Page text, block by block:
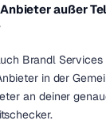
außer
Brandl
in der
an deiner